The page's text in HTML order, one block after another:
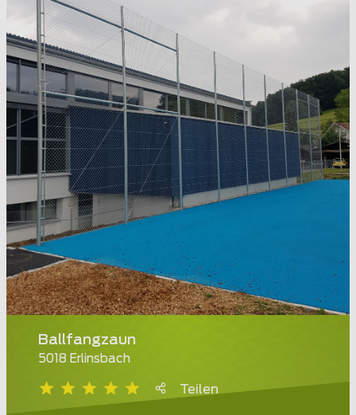
Ballfangzaun
5018 Erlinsbach
Teilen